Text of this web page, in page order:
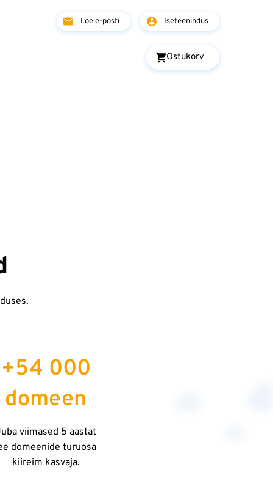
Loe e-posti Iseteenindus
Ostukorv
+54 000
domeen
viimased 5 aastat
domeenide turuosa
kiireim kasvaja.